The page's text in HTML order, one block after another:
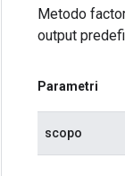
Metodo
output
Parametri
scopo